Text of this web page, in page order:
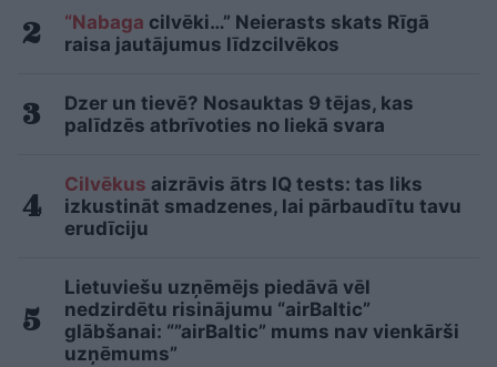
“Nabaga cilvēki…” Neierasts skats Rīgā
raisa jautājumus līdzcilvēkos
Dzer un tievē? Nosauktas 9 tējas, kas
palīdzēs atbrīvoties no liekā svara
Cilvēkus aizrāvis ātrs IQ tests: tas liks
izkustināt smadzenes, lai pārbaudītu tavu
erudīciju
Lietuviešu uzņēmējs piedāvā vēl
nedzirdētu risinājumu “airBaltic”
glābšanai: “”airBaltic” mums nav vienkārši
uzņēmums”